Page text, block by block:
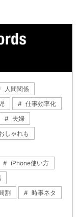
人間関係
仕事効率化
夫婦
しゃれも
iPhone使い方
割
時事ネタ